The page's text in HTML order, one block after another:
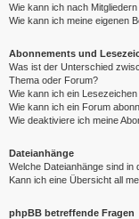
Wie kann ich nach
Wie kann ich meine eigenen
Abonnements und
Was ist der Unterschied
Thema oder Forum?
Wie kann ich ein
Wie kann ich ein Forum
Wie deaktiviere ich meine
Dateianhänge
Welche Dateianhänge sind in
Kann ich eine Übersicht all
phpBB betreffende Fragen